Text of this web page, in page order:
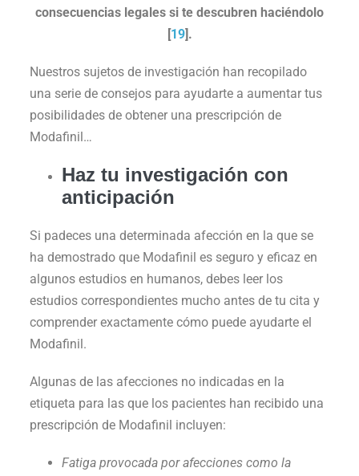
consecuencias legales si te descubren haciéndolo
[19].
Nuestros sujetos de investigación han recopilado
una serie de consejos para ayudarte a aumentar tus
posibilidades de obtener una prescripción de
Modafinil…
Haz tu investigación con
anticipación
Si padeces una determinada afección en la que se
ha demostrado que Modafinil es seguro y eficaz en
algunos estudios en humanos, debes leer los
estudios correspondientes mucho antes de tu cita y
comprender exactamente cómo puede ayudarte el
Modafinil.
Algunas de las afecciones no indicadas en la
etiqueta para las que los pacientes han recibido una
prescripción de Modafinil incluyen:
Fatiga provocada por afecciones como la